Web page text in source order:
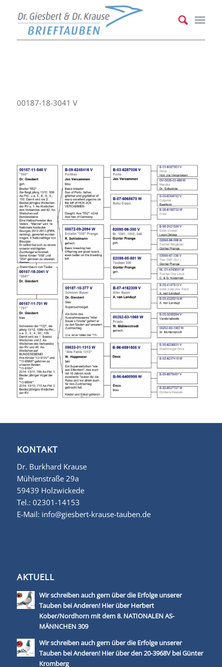
00187-18-3041 V
KONTAKT
Dr. Burkhard Krause
Mühlenstraße 29a
59439 Holzwickede
Tel.: 02301-14153
E-Mail: info@giesbert-krause-tauben.de
AKTUELL
Wir schreiben auch gern über die Erfolge unserer
Tauben bei Anderen! Hier über Herbert
Kober/Nordhorn mit dem 8. NATIONALEN AS-
MÄNNCHEN 309
Wir schreiben auch gern über die Erfolge unserer
Tauben bei Anderen! Hier über den 20-3968V bei Günter
Kromberg